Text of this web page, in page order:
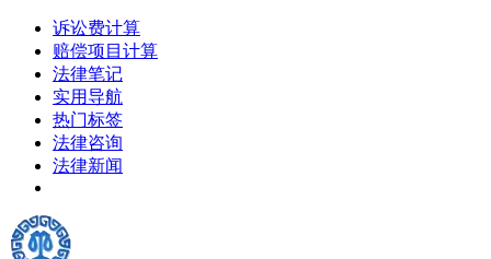
诉讼费计算
赔偿项目计算
法律笔记
实用导航
热门标签
法律咨询
法律新闻